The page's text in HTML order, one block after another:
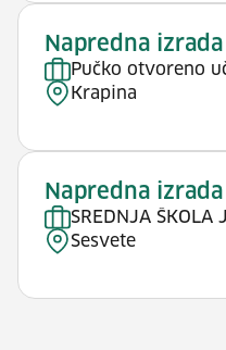
Napredna
Pučko otvoreno
Krapina
Napredna
SREDNJA ŠKOLA
Sesvete